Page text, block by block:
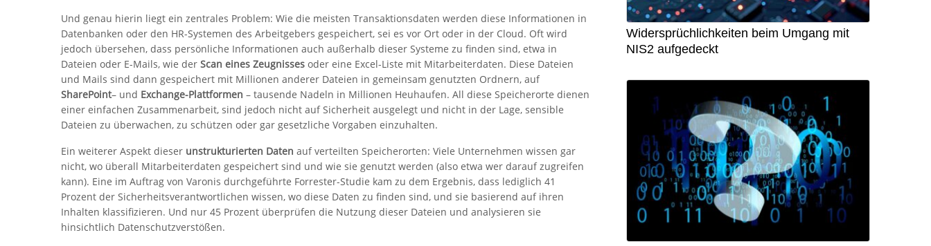
Und genau hierin liegt ein zentrales Problem: Wie die meisten Transaktionsdaten werden diese Informationen in
Datenbanken oder den HR-Systemen des Arbeitgebers gespeichert, sei es vor Ort oder in der Cloud. Oft wird
jedoch übersehen, dass persönliche Informationen auch außerhalb dieser Systeme zu finden sind, etwa in
Dateien oder E-Mails, wie der Scan eines Zeugnisses oder eine Excel-Liste mit Mitarbeiterdaten. Diese Dateien
und Mails sind dann gespeichert mit Millionen anderer Dateien in gemeinsam genutzten Ordnern, auf
SharePoint– und Exchange-Plattformen – tausende Nadeln in Millionen Heuhaufen. All diese Speicherorte dienen
einer einfachen Zusammenarbeit, sind jedoch nicht auf Sicherheit ausgelegt und nicht in der Lage, sensible
Dateien zu überwachen, zu schützen oder gar gesetzliche Vorgaben einzuhalten.
Ein weiterer Aspekt dieser unstrukturierten Daten auf verteilten Speicherorten: Viele Unternehmen wissen gar
nicht, wo überall Mitarbeiterdaten gespeichert sind und wie sie genutzt werden (also etwa wer darauf zugreifen
kann). Eine im Auftrag von Varonis durchgeführte Forrester-Studie kam zu dem Ergebnis, dass lediglich 41
Prozent der Sicherheitsverantwortlichen wissen, wo diese Daten zu finden sind, und sie basierend auf ihren
Inhalten klassifizieren. Und nur 45 Prozent überprüfen die Nutzung dieser Dateien und analysieren sie
hinsichtlich Datenschutzverstößen.
Widersprüchlichkeiten beim Umgang mit
NIS2 aufgedeckt